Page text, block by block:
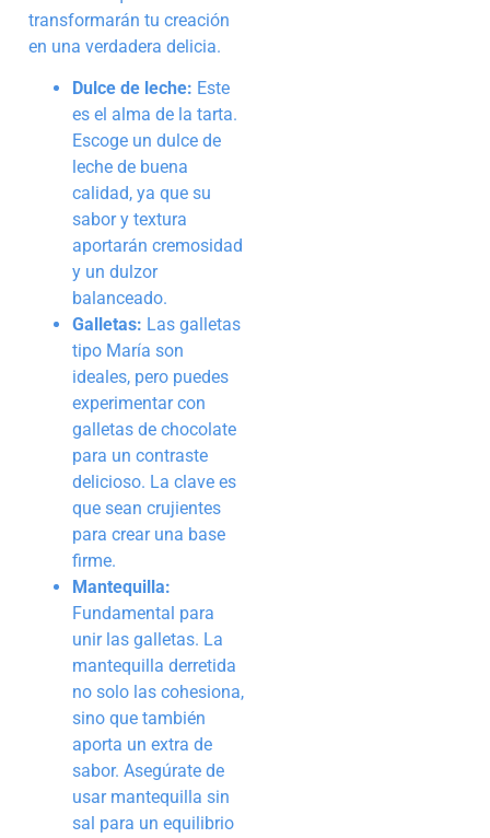
transformarán tu creación
en una verdadera delicia.
Dulce de leche: Este
es el alma de la tarta.
Escoge un dulce de
leche de buena
calidad, ya que su
sabor y textura
aportarán cremosidad
y un dulzor
balanceado.
Galletas: Las galletas
tipo María son
ideales, pero puedes
experimentar con
galletas de chocolate
para un contraste
delicioso. La clave es
que sean crujientes
para crear una base
firme.
Mantequilla:
Fundamental para
unir las galletas. La
mantequilla derretida
no solo las cohesiona,
sino que también
aporta un extra de
sabor. Asegúrate de
usar mantequilla sin
sal para un equilibrio